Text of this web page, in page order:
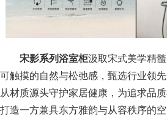
宋影系列浴室柜汲取宋式美学精
可触摸的自然与松弛感，甄选行业领
从材质源头守护家居健康，为追求品
打造一方兼具东方雅韵与从容秩序的空